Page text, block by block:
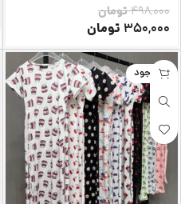
498,000تومان
350,000 تومان
ناموجود